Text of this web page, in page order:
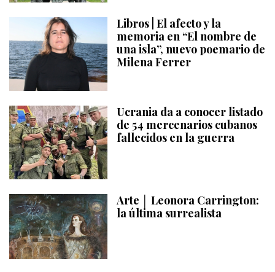
Libros | El afecto y la
memoria en “El nombre de
una isla”, nuevo poemario de
Milena Ferrer
Ucrania da a conocer listado
de 54 mercenarios cubanos
fallecidos en la guerra
Arte │ Leonora Carrington:
la última surrealista